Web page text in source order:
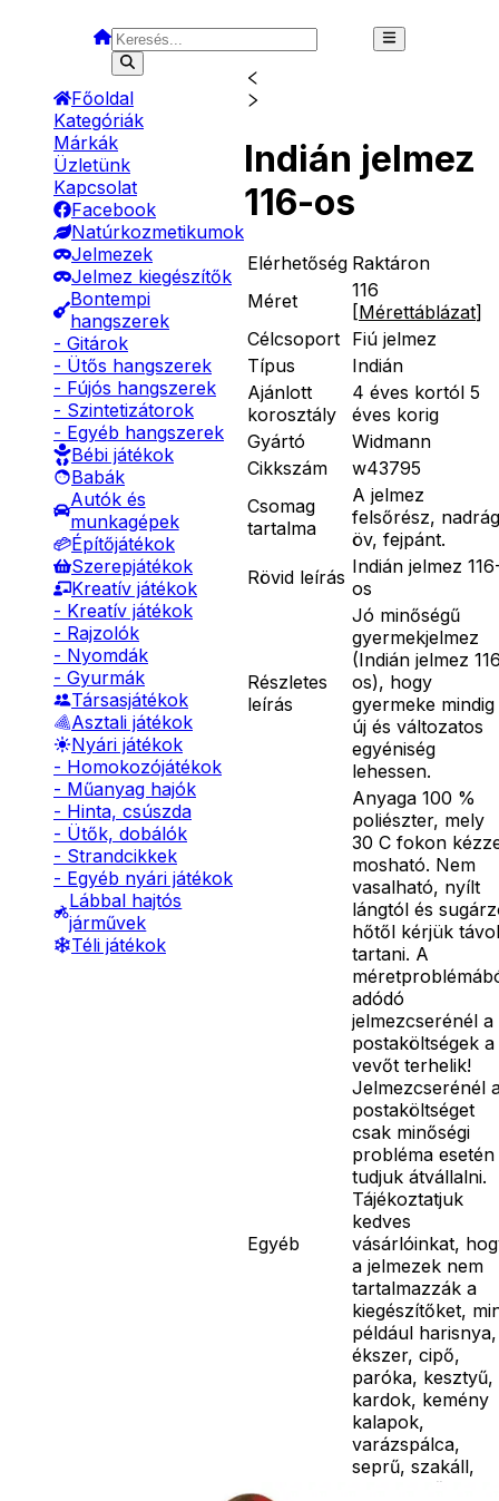
Főoldal
Kategóriák
Márkák
Üzletünk
Kapcsolat
Facebook
Natúrkozmetikumok
Jelmezek
Jelmez kiegészítők
Bontempi
hangszerek
- Gitárok
- Ütős hangszerek
- Fújós hangszerek
- Szintetizátorok
- Egyéb hangszerek
Bébi játékok
Babák
Autók és
munkagépek
Építőjátékok
Szerepjátékok
Kreatív játékok
- Kreatív játékok
- Rajzolók
- Nyomdák
- Gyurmák
Társasjátékok
Asztali játékok
Nyári játékok
- Homokozójátékok
- Műanyag hajók
- Hinta, csúszda
- Ütők, dobálók
- Strandcikkek
- Egyéb nyári játékok
Lábbal hajtós
járművek
Téli játékok
Indián jelmez
116-os
Elérhetőség Raktáron
Méret
116
[Mérettáblázat]
Célcsoport Fiú jelmez
Típus
Indián
Ajánlott
korosztály
4 éves kortól 5
éves korig
Gyártó
Widmann
Cikkszám
w43795
Csomag
tartalma
A jelmez
felsőrész,
öv, fejpánt.
Rövid leírás Indián jelmez
os
Részletes
leírás
Jó minőségű
gyermekjelmez
(Indián jelmez
os), hogy
gyermeke mindig
új és változatos
egyéniség
lehessen.
Egyéb
Anyaga 100 %
poliészter, mely
30 C fokon
mosható. Nem
vasalható, nyílt
lángtól és
hőtől kérjük távol
tartani. A
adódó
jelmezcserénél a
postaköltségek a
vevőt terhelik!
Jelmezcserénél
postaköltséget
csak minőségi
probléma esetén
tudjuk átvállalni.
Tájékoztatjuk
kedves
vásárlóinkat,
a jelmezek nem
tartalmazzák a
kiegészítőket,
például harisnya,
ékszer, cipő,
paróka, kesztyű,
kardok, kemény
kalapok,
varázspálca,
seprű, szakáll,
bajusz, műanyag